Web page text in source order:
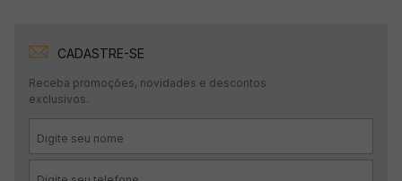
CADASTRE-SE
Receba promoções, novidades e descontos
exclusivos.